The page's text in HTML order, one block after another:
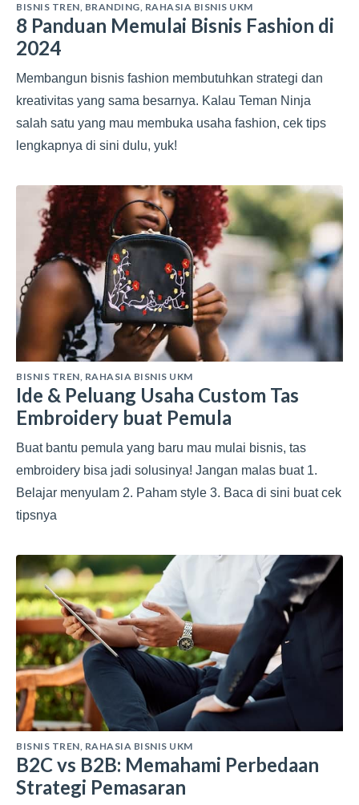
BISNIS TREN, BRANDING, RAHASIA BISNIS UKM
8 Panduan Memulai Bisnis Fashion di
2024
Membangun bisnis fashion membutuhkan strategi dan
kreativitas yang sama besarnya. Kalau Teman Ninja
salah satu yang mau membuka usaha fashion, cek tips
lengkapnya di sini dulu, yuk!
BISNIS TREN, RAHASIA BISNIS UKM
Ide & Peluang Usaha Custom Tas
Embroidery buat Pemula
Buat bantu pemula yang baru mau mulai bisnis, tas
embroidery bisa jadi solusinya! Jangan malas buat 1.
Belajar menyulam 2. Paham style 3. Baca di sini buat cek
tipsnya
BISNIS TREN, RAHASIA BISNIS UKM
B2C vs B2B: Memahami Perbedaan
Strategi Pemasaran